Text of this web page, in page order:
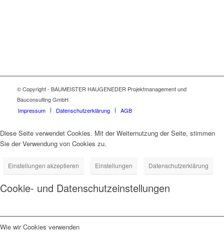
© Copyright - BAUMEISTER HAUGENEDER Projektmanagement und
Bauconsulting GmbH
Impressum
Datenschutzerklärung AGB
Diese Seite verwendet Cookies. Mit der Weiternutzung der Seite, stimmen
Sie der Verwendung von Cookies zu.
Einstellungen akzeptieren Einstellungen Datenschutzerklärung
Cookie- und Datenschutzeinstellungen
Wie wir Cookies verwenden